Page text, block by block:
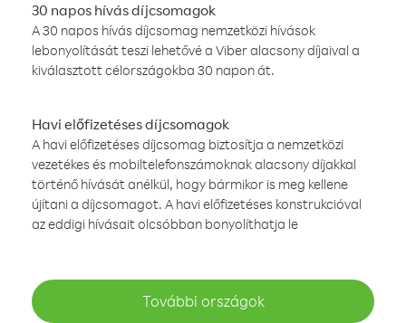
30 napos hívás díjcsomagok
A 30 napos hívás díjcsomag nemzetközi hívások
lebonyolítását teszi lehetővé a Viber alacsony díjaival a
kiválasztott célországokba 30 napon át.
Havi előfizetéses díjcsomagok
A havi előfizetéses díjcsomag biztosítja a nemzetközi
vezetékes és mobiltelefonszámoknak alacsony díjakkal
történő hívását anélkül, hogy bármikor is meg kellene
újítani a díjcsomagot. A havi előfizetéses konstrukcióval
az eddigi hívásait olcsóbban bonyolíthatja le
További országok